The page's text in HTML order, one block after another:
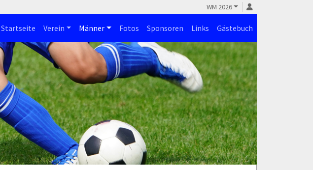
WM 2026
Startseite Verein Männer Fotos Sponsoren Links Gästebuch